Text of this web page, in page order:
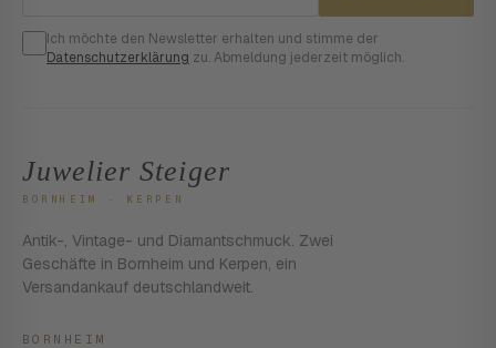
Ich möchte den Newsletter erhalten und stimme der
Datenschutzerklärung zu. Abmeldung jederzeit möglich.
Juwelier Steiger
BORNHEIM · KERPEN
Antik-, Vintage- und Diamantschmuck. Zwei
Geschäfte in Bornheim und Kerpen, ein
Versandankauf deutschlandweit.
BORNHEIM